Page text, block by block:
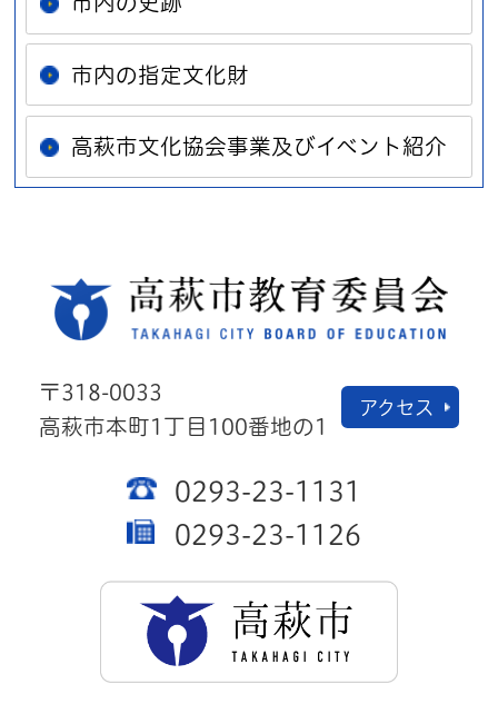
市内の指定文化財
高萩市文化協会事業及びイベント紹介
〒318-0033
高萩市本町1丁目100番地の1
アクセス
0293-23-1131
0293-23-1126